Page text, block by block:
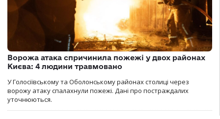
Ворожа атака спричинила пожежі у двох районах
Києва: 4 людини травмовано
У Голосіївському та Оболонському районах столиці через
ворожу атаку спалахнули пожежі. Дані про постраждалих
уточнюються.